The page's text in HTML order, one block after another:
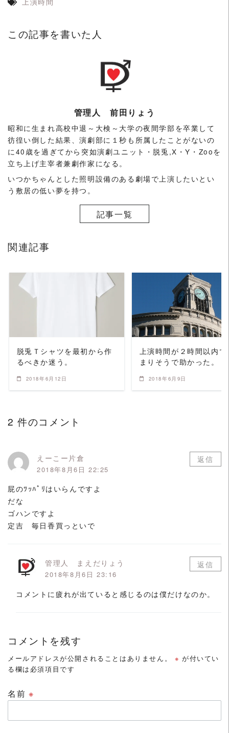
この記事を書いた人
管理人 前田りょう
昭和に生まれ高校中退～大検～大学の夜間学部を卒業して
彷徨い倒した結果、演劇部に１秒も所属したことがないの
に40歳を過ぎてから突如演劇ユニット・脱兎,X・Y・Zooを
立ち上げ主宰者兼劇作家になる。
いつかちゃんとした照明設備のある劇場で上演したいとい
う敷居の低い夢を持つ。
記事一覧
関連記事
脱兎Ｔシャツを最初から作
るべきか迷う。
2018年6月12日
READ MORE
上演時間が２時間以内
まりそうで助かった。
2018年6月9日
2 件のコメント
えーこー片倉
2018年8月6日 22:25
返信
屁のﾂｯﾊﾟﾘはいらんですよ
だな
ゴハンですよ
定吉 毎日香買っといで
管理人 まえだりょう
2018年8月6日 23:16
返信
コメントに疲れが出ていると感じるのは僕だけなのか。
コメントを残す
メールアドレスが公開されることはありません。 ※ が付いてい
る欄は必須項目です
名前 ※